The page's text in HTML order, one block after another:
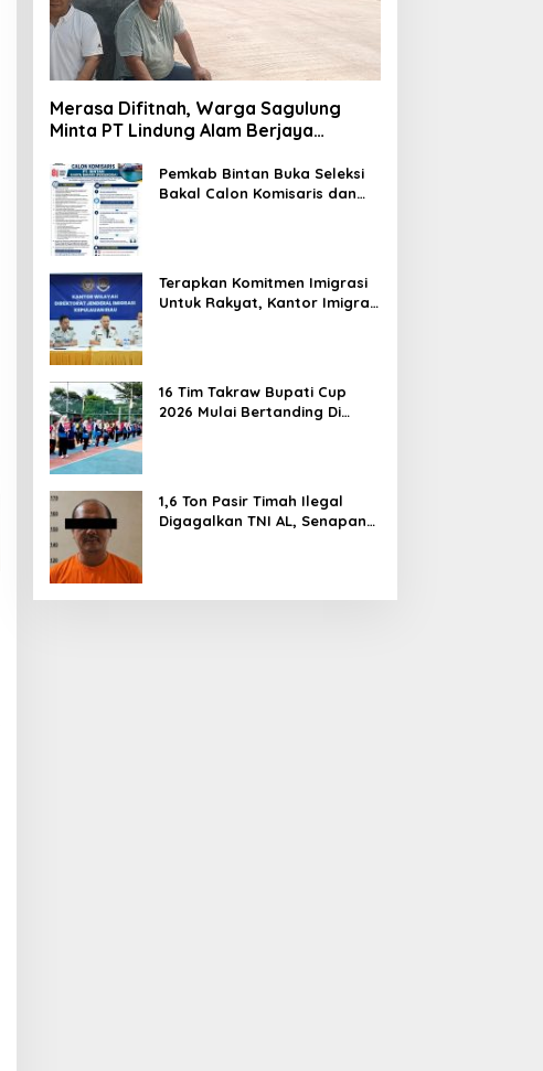
Merasa Difitnah, Warga Sagulung
Minta PT Lindung Alam Berjaya
MasyarakatPemkab Bintan Buka Seleksi
Bakal Calon Komisaris dan
Terapkan Komitmen Imigrasi
Untuk Rakyat, Kantor Imigrasi
16 Tim Takraw Bupati Cup
2026 Mulai Bertanding Di
1,6 Ton Pasir Timah Ilegal
Digagalkan TNI AL, Senapan